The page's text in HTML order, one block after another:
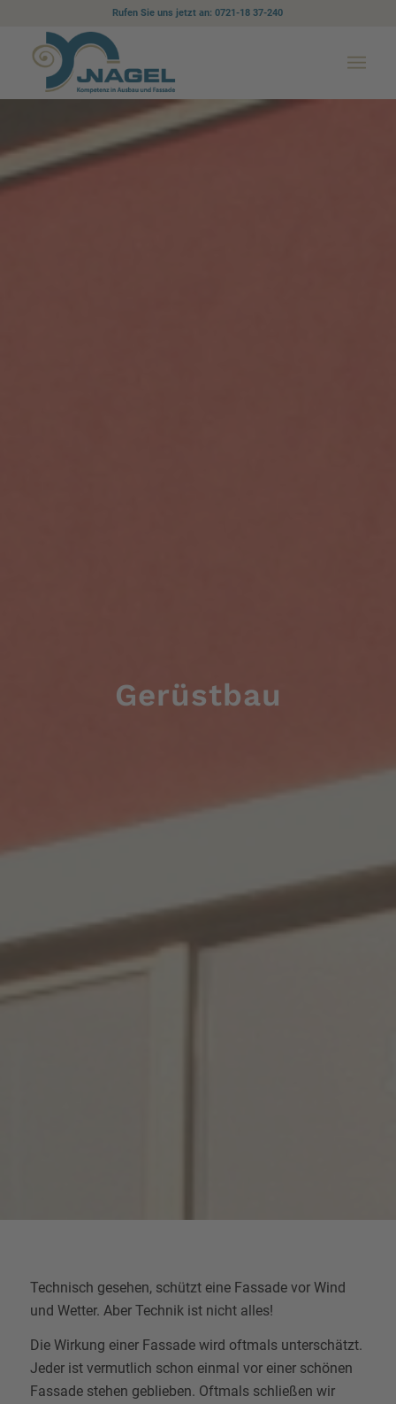
Rufen Sie uns jetzt an: 0721-18 37-240
Gerüstbau
Technisch gesehen, schützt eine Fassade vor Wind
und Wetter. Aber Technik ist nicht alles!
Die Wirkung einer Fassade wird oftmals unterschätzt.
Jeder ist vermutlich schon einmal vor einer schönen
Fassade stehen geblieben. Oftmals schließen wir